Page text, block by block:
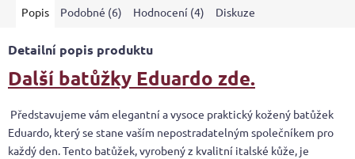
Popis Podobné (6) Hodnocení (4) Diskuze
Detailní popis produktu
Další batůžky Eduardo zde.
Představujeme vám elegantní a vysoce praktický kožený batůžek
Eduardo, který se stane vaším nepostradatelným společníkem pro
každý den. Tento batůžek, vyrobený z kvalitní italské kůže, je